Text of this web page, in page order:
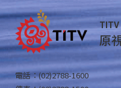
TITV
原
電話：(02)2788-1600